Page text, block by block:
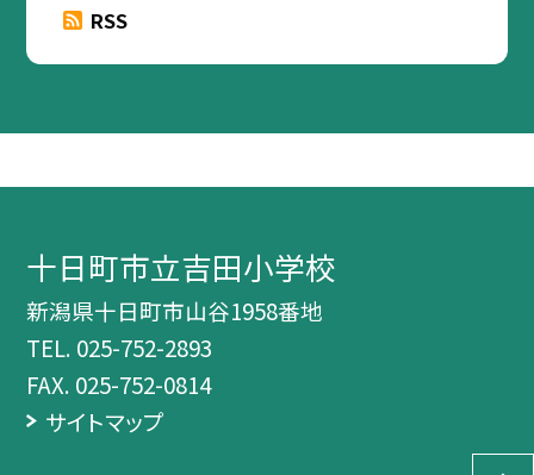
RSS
十日町市立吉田小学校
新潟県十日町市山谷1958番地
TEL. 025-752-2893
FAX. 025-752-0814
サイトマップ